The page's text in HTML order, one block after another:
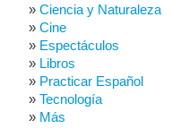
Ciencia y Naturaleza
Cine
Espectáculos
Libros
Practicar Español
Tecnología
Más